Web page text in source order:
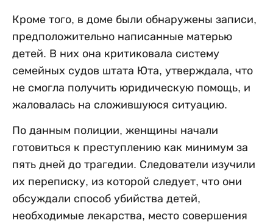
Кроме того, в доме были обнаружены записи,
предположительно написанные матерью
детей. В них она критиковала систему
семейных судов штата Юта, утверждала, что
не смогла получить юридическую помощь, и
жаловалась на сложившуюся ситуацию.
По данным полиции, женщины начали
готовиться к преступлению как минимум за
пять дней до трагедии. Следователи изучили
их переписку, из которой следует, что они
обсуждали способ убийства детей,
необходимые лекарства, место совершения